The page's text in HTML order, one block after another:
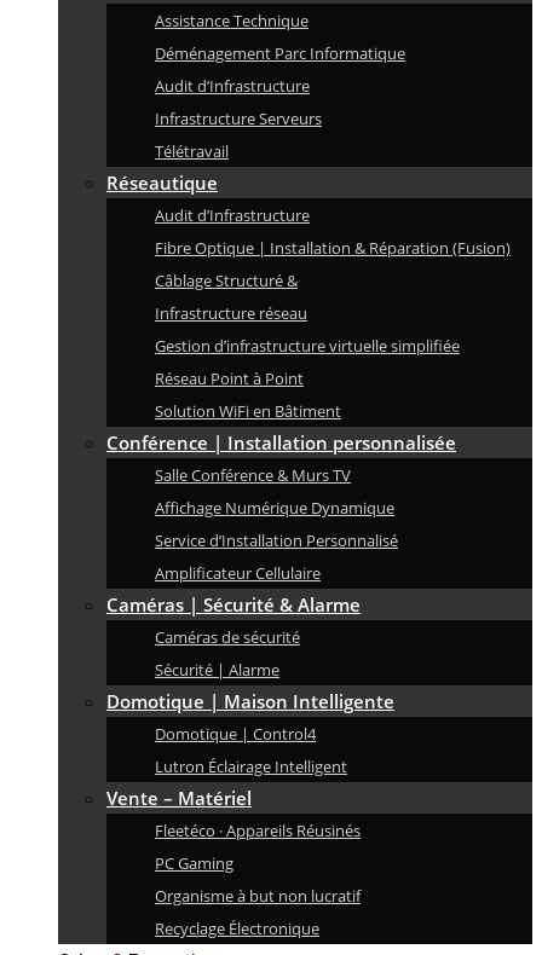
Assistance Technique
Déménagement Parc Informatique
Audit d’Infrastructure
Infrastructure Serveurs
Télétravail
Réseautique
Audit d’Infrastructure
Fibre Optique | Installation & Réparation (Fusion)
Câblage Structuré &
Infrastructure réseau
Gestion d’infrastructure virtuelle simplifiée
Réseau Point à Point
Solution WiFi en Bâtiment
Conférence | Installation personnalisée
Salle Conférence & Murs TV
Affichage Numérique Dynamique
Service d’Installation Personnalisé
Amplificateur Cellulaire
Caméras | Sécurité & Alarme
Caméras de sécurité
Sécurité | Alarme
Domotique | Maison Intelligente
Domotique | Control4
Lutron Éclairage Intelligent
Vente – Matériel
Fleetéco · Appareils Réusinés
PC Gaming
Organisme à but non lucratif
Recyclage Électronique